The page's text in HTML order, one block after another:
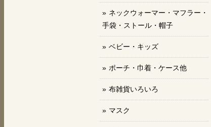
ネックウォーマー・マフラー・
手袋・ストール・帽子
ベビー・キッズ
ポーチ・巾着・ケース他
布雑貨いろいろ
マスク